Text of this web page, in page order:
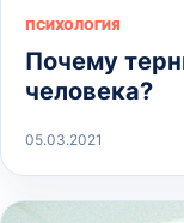
ПСИХОЛОГИЯ
Почему
человека?
05.03.2021